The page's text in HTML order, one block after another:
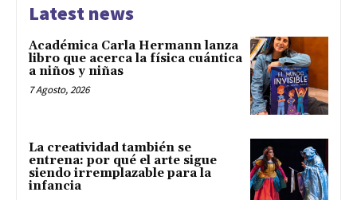
Latest news
Académica Carla Hermann lanza
libro que acerca la física cuántica
a niños y niñas
7 Agosto, 2026
La creatividad también se
entrena: por qué el arte sigue
siendo irremplazable para la
infancia